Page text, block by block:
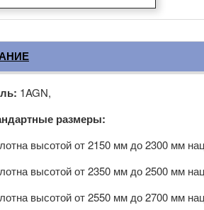
1AGN,
размеры:
высотой от 2150 мм до 2300 мм
высотой от 2350 мм до 2500 мм
высотой от 2550 мм до 2700 мм